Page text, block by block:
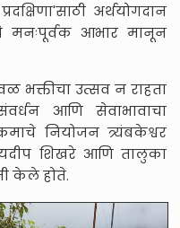
अर्थयोगदान
मनःपूर्वक आभार मानून
भक्तीचा उत्सव न राहता
आणि सेवाभावाचा
नियोजन त्र्यंबकेश्वर
शिखरे आणि तालुका
केले होते.